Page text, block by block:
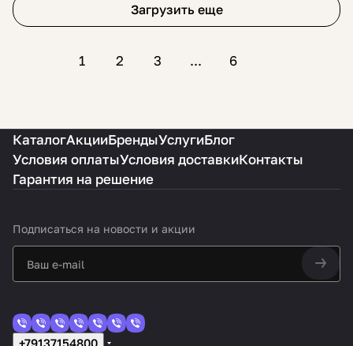
Загрузить еще
1 2 3 ... 6
КаталогАкцииБрендыУслугиБлог
Условия оплатыУсловия доставкиКонтакты
Гарантия на решение
Подписаться на новости и акции
+79137154800